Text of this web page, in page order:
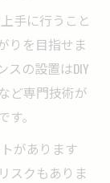
手に行うこと
りを目指せま
の設置はDIY
ど専門技術が
。
があります
スクもありま